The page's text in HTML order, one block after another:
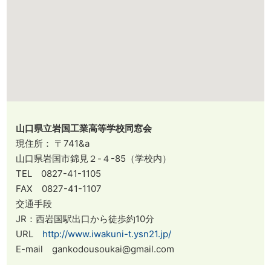
山口県立岩国工業高等学校同窓会
現住所： 〒741&a
山口県岩国市錦見２-４-85（学校内）
TEL 0827-41-1105
FAX 0827-41-1107
交通手段
JR：西岩国駅出口から徒歩約10分
URL http://www.iwakuni-t.ysn21.jp/
E-mail gankodousoukai@gmail.com